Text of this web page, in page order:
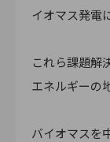
イオマス発電
これら課題解
エネルギーの
バイオマスを